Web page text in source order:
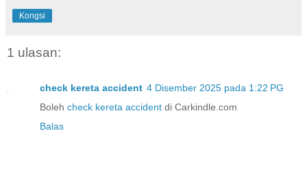
Kongsi
1 ulasan:
check kereta accident 4 Disember 2025 pada 1:22 PG
Boleh check kereta accident di Carkindle.com
Balas